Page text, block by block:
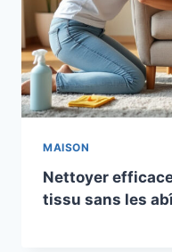
MAISON
Nettoyer
tissu sans les